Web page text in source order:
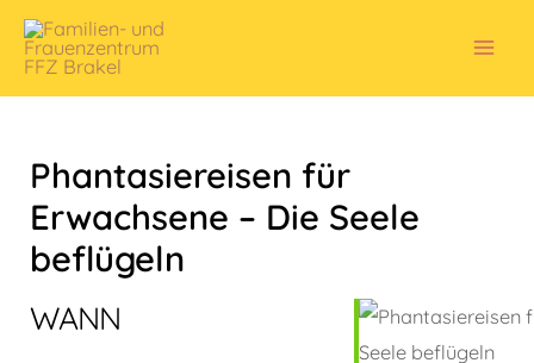
Zum
Inhalt
Phantasiereisen für
Erwachsene – Die Seele
beflügeln
WANN